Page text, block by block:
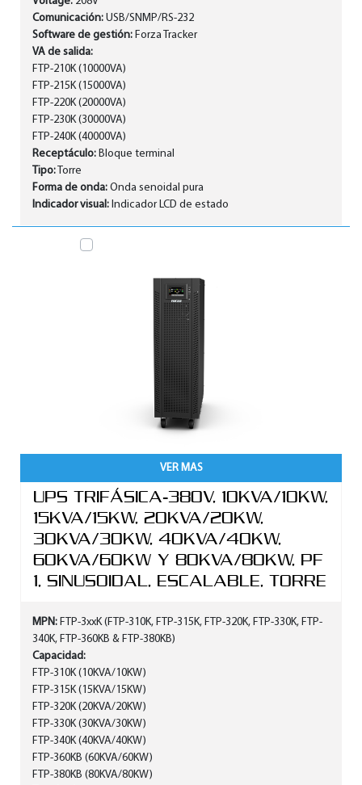
Comunicación: USB/SNMP/RS-232
Software de gestión: Forza Tracker
VA de salida:
FTP-210K (10000VA)
FTP-215K (15000VA)
FTP-220K (20000VA)
FTP-230K (30000VA)
FTP-240K (40000VA)
Receptáculo: Bloque terminal
Tipo: Torre
Forma de onda: Onda senoidal pura
Indicador visual: Indicador LCD de estado
VER MAS
UPS TRIFÁSICA-380V, 10KVA/10KW,
15KVA/15KW, 20KVA/20KW,
30KVA/30KW, 40KVA/40KW,
60KVA/60KW Y 80KVA/80KW, PF
1, SINUSOIDAL, ESCALABLE, TORRE
MPN: FTP-3xxK (FTP-310K, FTP-315K, FTP-320K, FTP-330K, FTP-
340K, FTP-360KB & FTP-380KB)
Capacidad:
FTP-310K (10KVA/10KW)
FTP-315K (15KVA/15KW)
FTP-320K (20KVA/20KW)
FTP-330K (30KVA/30KW)
FTP-340K (40KVA/40KW)
FTP-360KB (60KVA/60KW)
FTP-380KB (80KVA/80KW)